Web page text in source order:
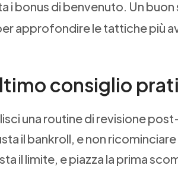
i bonus di benvenuto. Un
approfondire le tattiche più
consiglio
una routine di revisione
il bankroll, e non
il limite, e piazza la prima